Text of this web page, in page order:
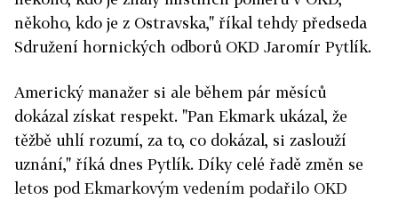
někoho, kdo je z Ostravska," říkal tehdy předseda
Sdružení hornických odborů OKD Jaromír Pytlík.
Americký manažer si ale během pár měsíců
dokázal získat respekt. "Pan Ekmark ukázal, že
těžbě uhlí rozumí, za to, co dokázal, si zaslouží
uznání," říká dnes Pytlík. Díky celé řadě změn se
letos pod Ekmarkovým vedením podařilo OKD